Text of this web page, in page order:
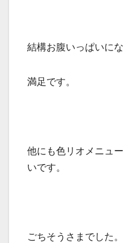
結構お腹いっぱいにな
満足です。
他にも色リオメニュ
いです。
ごちそうさまでした。